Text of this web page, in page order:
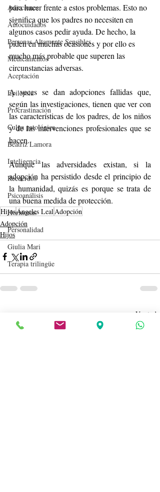
Adicciones
Autocuidados
Personas Altamente Sensibles
Medicamentos
Aceptación
Epilepsia
Procrastinación
Culpa patológica
Beatriz Lamora
Inteligencia
Recuerdos
Psicoanálisis
Hormonas
Personalidad
Giulia Mari
Terapia trilingüe
para hacer frente a estos problemas. Esto no
significa que los padres no necesiten en
algunos casos pedir ayuda. De hecho, la
piden en muchas ocasiones y por ello es
mucho más probable que superen las
circunstancias adversas.
A veces se dan adopciones fallidas que,
según las investigaciones, tienen que ver con
las características de los padres, de los niños
y de las intervenciones profesionales que se
hacen.
Aunque las adversidades existan, si la
adopción ha persistido desde el principio de
la humanidad, quizás es porque se trata de
una buena medida de protección.
HijosÁngeles Leal Adopción
Adopción
Hijos
Ver todo